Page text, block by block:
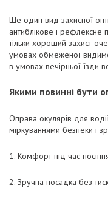
Ще один вид захисної
антиблікове і рефлексне
тільки хороший захист
умовах обмеженої
в умовах вечірньої їзди
Якими повинні бути
Оправа окулярів для
міркуваннями безпеки і
1. Комфорт під час
2. Зручна посадка без